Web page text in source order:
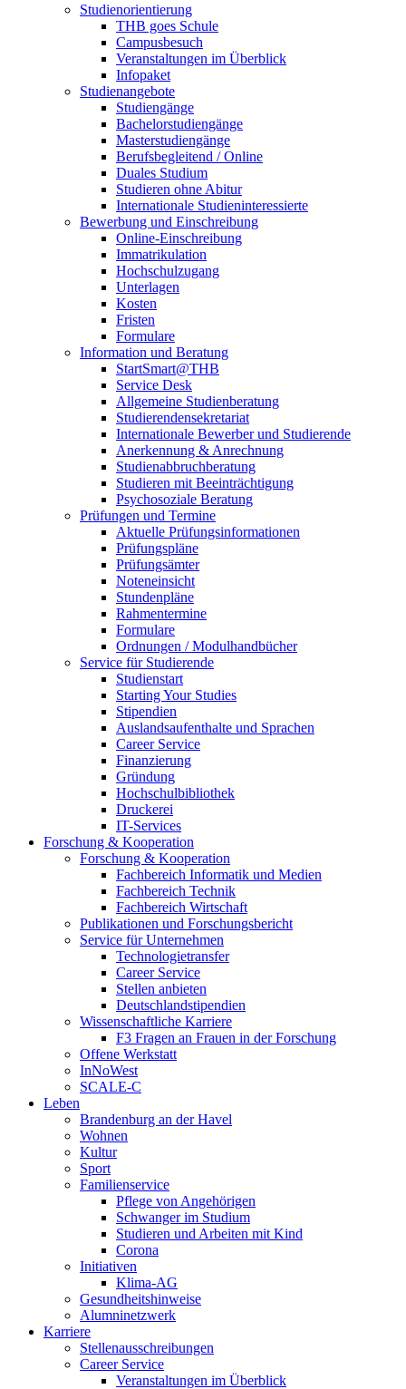
Studienorientierung
THB goes Schule
Campusbesuch
Veranstaltungen im Überblick
Infopaket
Studienangebote
Studiengänge
Bachelorstudiengänge
Masterstudiengänge
Berufsbegleitend / Online
Duales Studium
Studieren ohne Abitur
Internationale Studieninteressierte
Bewerbung und Einschreibung
Online-Einschreibung
Immatrikulation
Hochschulzugang
Unterlagen
Kosten
Fristen
Formulare
Information und Beratung
StartSmart@THB
Service Desk
Allgemeine Studienberatung
Studierendensekretariat
Internationale Bewerber und Studierende
Anerkennung & Anrechnung
Studienabbruchberatung
Studieren mit Beeinträchtigung
Psychosoziale Beratung
Prüfungen und Termine
Aktuelle Prüfungsinformationen
Prüfungspläne
Prüfungsämter
Noteneinsicht
Stundenpläne
Rahmentermine
Formulare
Ordnungen / Modulhandbücher
Service für Studierende
Studienstart
Starting Your Studies
Stipendien
Auslandsaufenthalte und Sprachen
Career Service
Finanzierung
Gründung
Hochschulbibliothek
Druckerei
IT-Services
Forschung & Kooperation
Forschung & Kooperation
Fachbereich Informatik und Medien
Fachbereich Technik
Fachbereich Wirtschaft
Publikationen und Forschungsbericht
Service für Unternehmen
Technologietransfer
Career Service
Stellen anbieten
Deutschlandstipendien
Wissenschaftliche Karriere
F3 Fragen an Frauen in der Forschung
Offene Werkstatt
InNoWest
SCALE-C
Leben
Brandenburg an der Havel
Wohnen
Kultur
Sport
Familienservice
Pflege von Angehörigen
Schwanger im Studium
Studieren und Arbeiten mit Kind
Corona
Initiativen
Klima-AG
Gesundheitshinweise
Alumninetzwerk
Karriere
Stellenausschreibungen
Career Service
Veranstaltungen im Überblick